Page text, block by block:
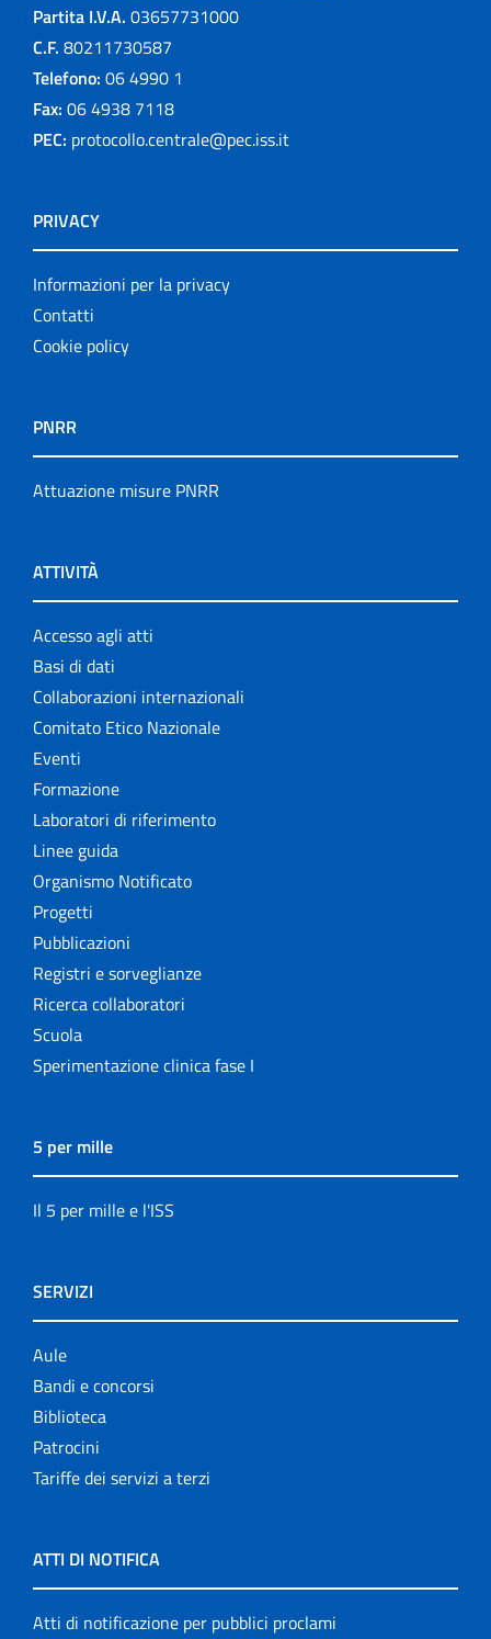
Partita I.V.A. 03657731000
C.F. 80211730587
Telefono: 06 4990 1
Fax: 06 4938 7118
PEC: protocollo.centrale@pec.iss.it
PRIVACY
Informazioni per la privacy
Contatti
Cookie policy
PNRR
Attuazione misure PNRR
ATTIVITÀ
Accesso agli atti
Basi di dati
Collaborazioni internazionali
Comitato Etico Nazionale
Eventi
Formazione
Laboratori di riferimento
Linee guida
Organismo Notificato
Progetti
Pubblicazioni
Registri e sorveglianze
Ricerca collaboratori
Scuola
Sperimentazione clinica fase I
5 per mille
Il 5 per mille e l'ISS
SERVIZI
Aule
Bandi e concorsi
Biblioteca
Patrocini
Tariffe dei servizi a terzi
ATTI DI NOTIFICA
Atti di notificazione per pubblici proclami